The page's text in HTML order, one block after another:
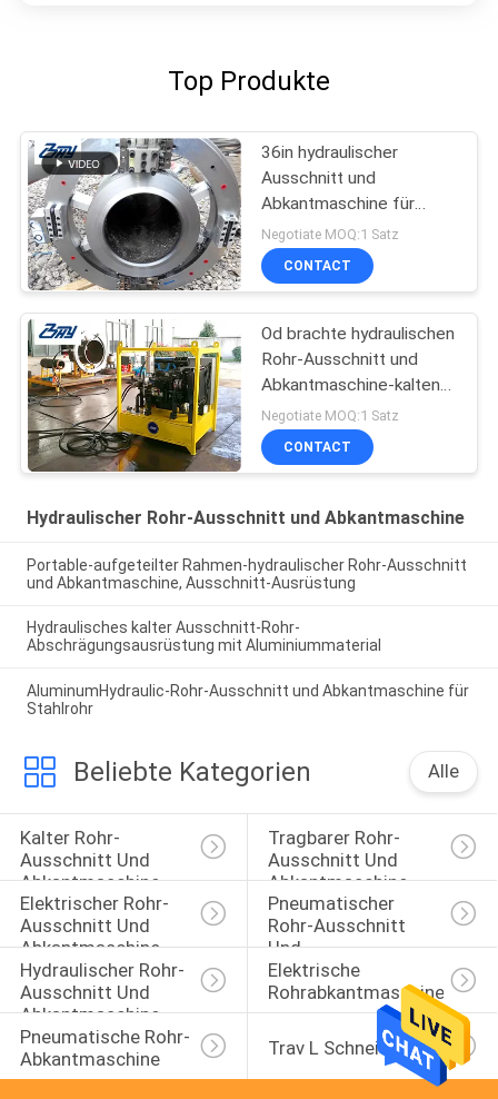
Top Produkte
36in hydraulischer
Ausschnitt und
Abkantmaschine für
Rohre, 42in Rohr-
Schneider und Beveler
Negotiate MOQ:1 Satz
CONTACT
Od brachte hydraulischen
Rohr-Ausschnitt und
Abkantmaschine-kalten
Ausschnitt für Öl u.
Erdgasleitung repaire an
Negotiate MOQ:1 Satz
CONTACT
Hydraulischer Rohr-Ausschnitt und Abkantmaschine
Portable-aufgeteilter Rahmen-hydraulischer Rohr-Ausschnitt
und Abkantmaschine, Ausschnitt-Ausrüstung
Hydraulisches kalter Ausschnitt-Rohr-
Abschrägungsausrüstung mit Aluminiummaterial
AluminumHydraulic-Rohr-Ausschnitt und Abkantmaschine für
Stahlrohr
Beliebte Kategorien Alle
Kalter Rohr-
Ausschnitt Und
Abkantmaschine
Tragbarer Rohr-
Ausschnitt Und
Abkantmaschine
Elektrischer Rohr-
Ausschnitt Und
Abkantmaschine
Pneumatischer
Rohr-Ausschnitt
Und
Abkantmaschine
Hydraulischer Rohr-
Ausschnitt Und
Abkantmaschine
Elektrische
Rohrabkantmaschine
Pneumatische Rohr-
Abkantmaschine
Trav L Schneider